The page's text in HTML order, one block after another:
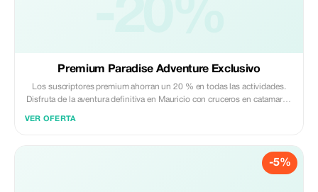
Premium Paradise Adventure Exclusivo
Los suscriptores premium ahorran un 20 % en todas las actividades.
Disfruta de la aventura definitiva en Mauricio con cruceros en catamarán
VER OFERTA
-5%